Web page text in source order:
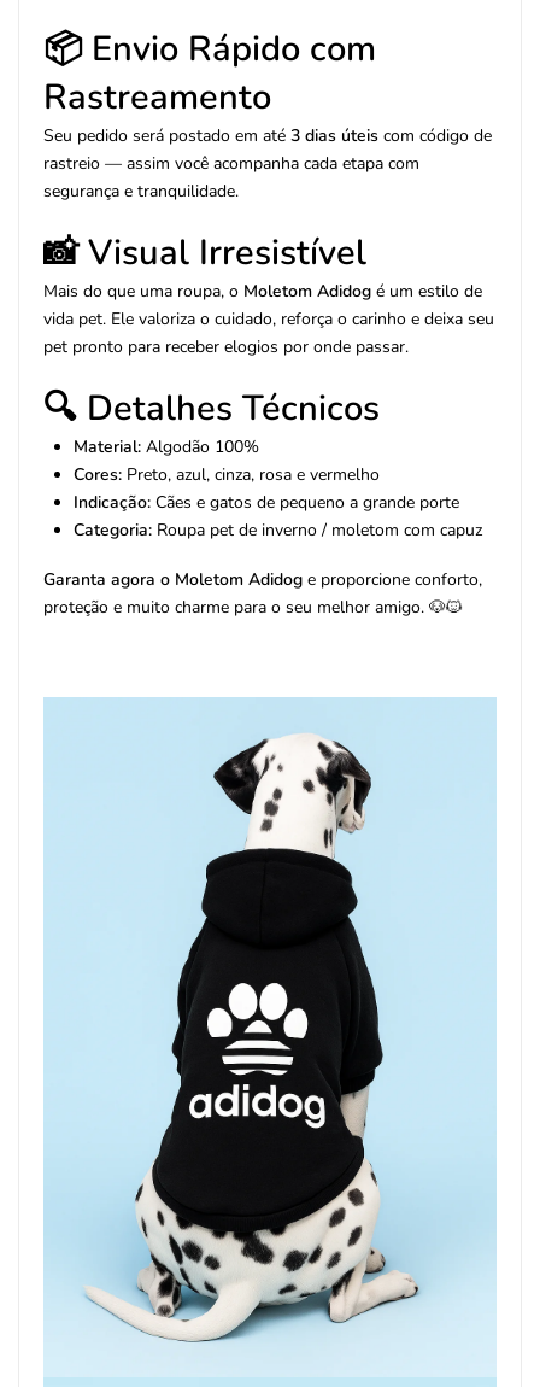
📦 Envio Rápido com
Rastreamento
Seu pedido será postado em até 3 dias úteis com código de
rastreio — assim você acompanha cada etapa com
segurança e tranquilidade.
📸 Visual Irresistível
Mais do que uma roupa, o Moletom Adidog é um estilo de
vida pet. Ele valoriza o cuidado, reforça o carinho e deixa seu
pet pronto para receber elogios por onde passar.
🔍 Detalhes Técnicos
Material: Algodão 100%
Cores: Preto, azul, cinza, rosa e vermelho
Indicação: Cães e gatos de pequeno a grande porte
Categoria: Roupa pet de inverno / moletom com capuz
Garanta agora o Moletom Adidog e proporcione conforto,
proteção e muito charme para o seu melhor amigo. 🐶🐱